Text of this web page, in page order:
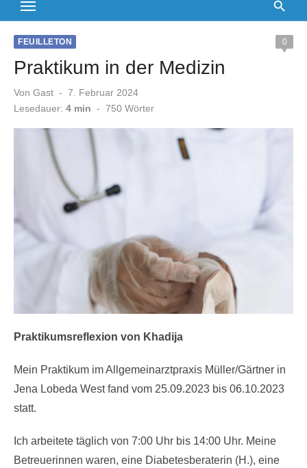
FEUILLETON 0
Praktikum in der Medizin
Von Gast
Veröffentlicht
am
7. Februar 2024
Lesedauer: 4 min - 750 Wörter
Praktikumsreflexion von Khadija
Mein Praktikum im Allgemeinarztpraxis Müller/Gärtner in
Jena Lobeda West fand vom 25.09.2023 bis 06.10.2023
statt.
Ich arbeitete täglich von 7:00 Uhr bis 14:00 Uhr. Meine
Betreuerinnen waren, eine Diabetesberaterin (H.), eine